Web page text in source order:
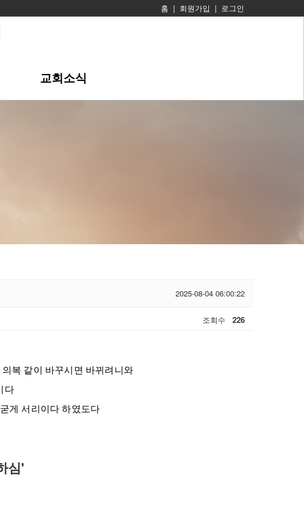
홈 | 회원가입 | 로그인
교회소식
2025-08-04 06:00:22
조회수 226
의복 같이 바꾸시면 바뀌려니와
다
게 서리이다 하였도다
심'